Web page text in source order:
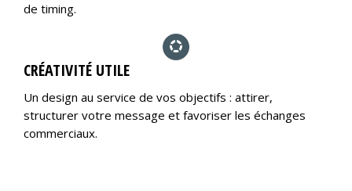
de timing.
CRÉATIVITÉ UTILE
Un design au service de vos objectifs : attirer,
structurer votre message et favoriser les échanges
commerciaux.